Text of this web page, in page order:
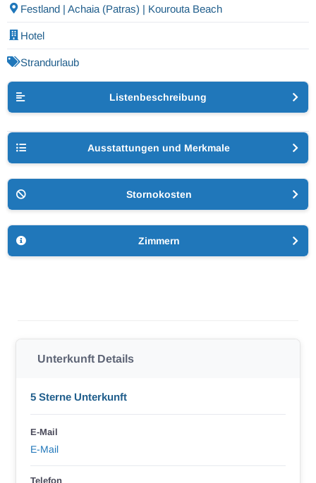
Festland | Achaia (Patras) | Kourouta Beach
Hotel
Strandurlaub
Listenbeschreibung
Ausstattungen und Merkmale
Stornokosten
Zimmern
Unterkunft Details
5 Sterne Unterkunft
E-Mail
E-Mail
Telefon